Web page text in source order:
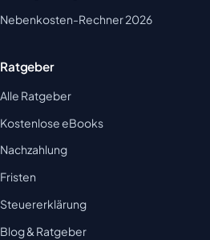
Nebenkosten-Rechner 2026
Ratgeber
Alle Ratgeber
Kostenlose eBooks
Nachzahlung
Fristen
Steuererklärung
Blog & Ratgeber